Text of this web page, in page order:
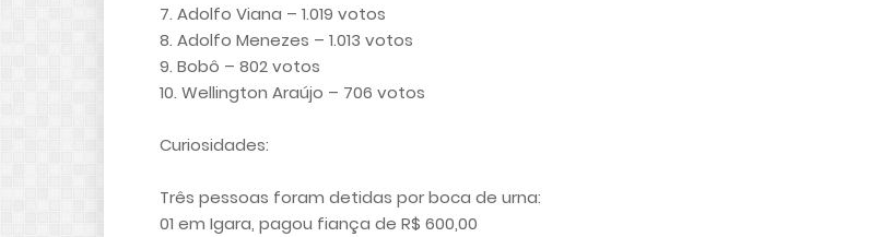
7. Adolfo Viana – 1.019 votos
8. Adolfo Menezes – 1.013 votos
9. Bobô – 802 votos
10. Wellington Araújo – 706 votos
Curiosidades:
Três pessoas foram detidas por boca de urna:
01 em Igara, pagou fiança de R$ 600,00